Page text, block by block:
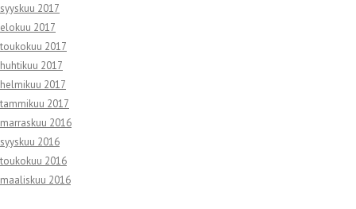
syyskuu 2017
elokuu 2017
toukokuu 2017
huhtikuu 2017
helmikuu 2017
tammikuu 2017
marraskuu 2016
syyskuu 2016
toukokuu 2016
maaliskuu 2016